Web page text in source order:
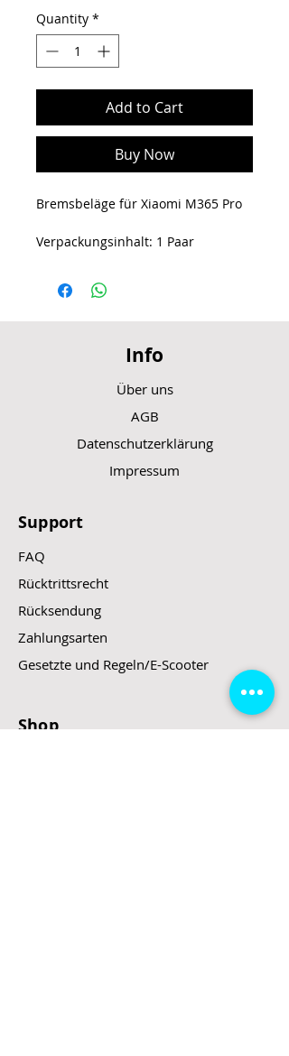
Quantity *
Add to Cart
Buy Now
Bremsbeläge für Xiaomi M365 Pro
Verpackungsinhalt: 1 Paar
Info
Über uns
AGB
Datenschutzerklärung
Impressum
Support
FAQ
Rücktrittsrecht
Rücksendung
Zahlungsarten
Gesetzte und Regeln/E-Scooter
Shop